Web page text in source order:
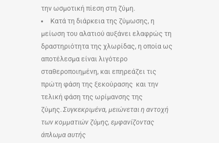
την ωσμοτική πίεση στη ζύμη.
Κατά τη διάρκεια της ζύμωσης, η
μείωση του αλατιού αυξάνει ελαφρώς τη
δραστηριότητα της χλωρίδας, η οποία ως
αποτέλεσμα είναι λιγότερο
σταθεροποιημένη, και επηρεάζει τις
πρώτη φάση της ξεκούρασης και την
τελική φάση της ωρίμανσης της
ζύμης. Συγκεκριμένα, μειώνεται η αντοχή
των κομματιών ζύμης, εμφανίζοντας
άπλωμα αυτής